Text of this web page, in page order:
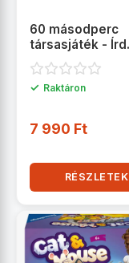
60 másodperc
társasjáték - Írd
körül, rajzolj,
mutogass...
✓ Raktáron
7 990 Ft
RÉSZLETEK